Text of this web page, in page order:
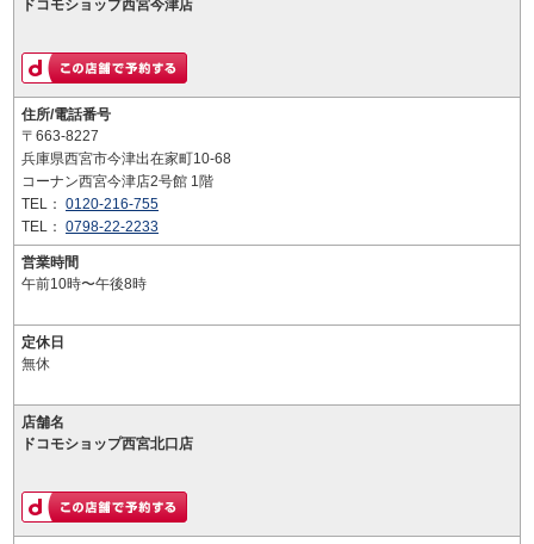
ドコモショップ西宮今津店
住所/電話番号
〒663-8227
兵庫県西宮市今津出在家町10-68
コーナン西宮今津店2号館 1階
TEL： 0120-216-755
TEL： 0798-22-2233
営業時間
午前10時〜午後8時
定休日
無休
店舗名
ドコモショップ西宮北口店